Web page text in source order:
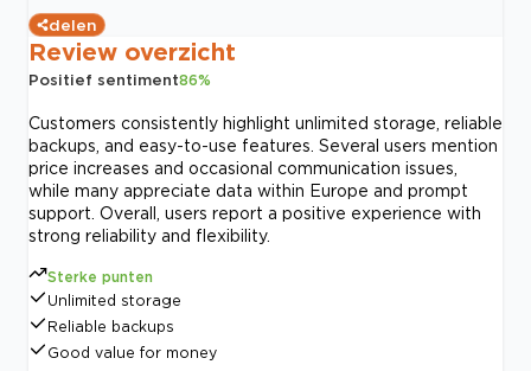
delen
Review overzicht
Positief sentiment86%
Customers consistently highlight unlimited storage, reliable
backups, and easy-to-use features. Several users mention
price increases and occasional communication issues,
while many appreciate data within Europe and prompt
support. Overall, users report a positive experience with
strong reliability and flexibility.
Sterke punten
Unlimited storage
Reliable backups
Good value for money